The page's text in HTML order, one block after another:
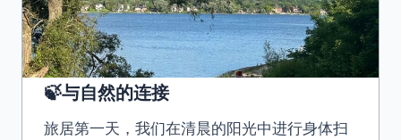
🍃与自然的连接
旅居第一天，我们在清晨的阳光中进行身体扫